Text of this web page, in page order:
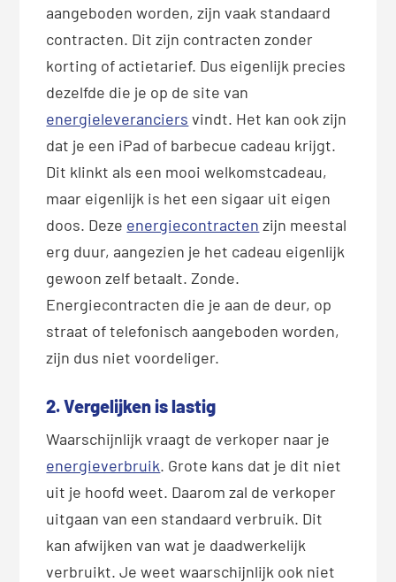
aangeboden worden, zijn vaak standaard
contracten. Dit zijn contracten zonder
korting of actietarief. Dus eigenlijk precies
dezelfde die je op de site van
energieleveranciers vindt. Het kan ook zijn
dat je een iPad of barbecue cadeau krijgt.
Dit klinkt als een mooi welkomstcadeau,
maar eigenlijk is het een sigaar uit eigen
doos. Deze energiecontracten zijn meestal
erg duur, aangezien je het cadeau eigenlijk
gewoon zelf betaalt. Zonde.
Energiecontracten die je aan de deur, op
straat of telefonisch aangeboden worden,
zijn dus niet voordeliger.
2. Vergelijken is lastig
Waarschijnlijk vraagt de verkoper naar je
energieverbruik. Grote kans dat je dit niet
uit je hoofd weet. Daarom zal de verkoper
uitgaan van een standaard verbruik. Dit
kan afwijken van wat je daadwerkelijk
verbruikt. Je weet waarschijnlijk ook niet